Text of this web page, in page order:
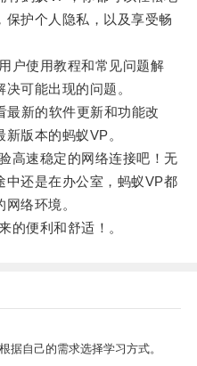
护个人隐私，以及享受畅
使用教程和常见问题解
可能出现的问题。
新的软件更新和功能改
版本的蚂蚁VP。
速稳定的网络连接吧！无
中还是在办公室，蚂蚁VP都
络环境。
便利和舒适！。
据自己的需求选择学习方式。